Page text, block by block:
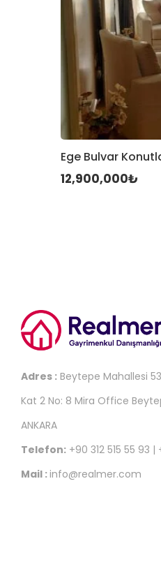
Ege Bulvar
12,900,000₺
Adres : Beytepe Mahallesi
Kat 2 No: 8 Mira Office
ANKARA
Telefon: +90 312 515 55 93 |
Mail :info@realmer.com